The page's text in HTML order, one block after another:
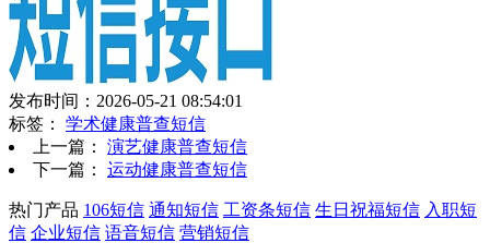
发布时间：2026-05-21 08:54:01
标签： 学术健康普查短信
上一篇： 演艺健康普查短信
下一篇： 运动健康普查短信
热门产品 106短信 通知短信 工资条短信 生日祝福短信 入职短
信 企业短信 语音短信 营销短信